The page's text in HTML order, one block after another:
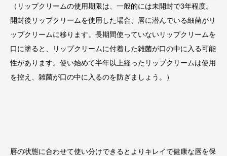
（リップクリームの使用期限は、一般的には未開封で3年程度。
開封後リップクリームを使用した場合、唇に潜んでいる細菌がリ
ップクリームに移ります。長期間使っていないリップクリームを
口に塗ると、リップクリームに付着した雑菌が口の中に入る可能
性があります。使い始めて半年以上経ったリップクリームは使用
を控え、雑菌が口の中に入るのを防ぎましょう。）
唇の状態に合わせて使い分けできるとよりキレイで健康な唇を保